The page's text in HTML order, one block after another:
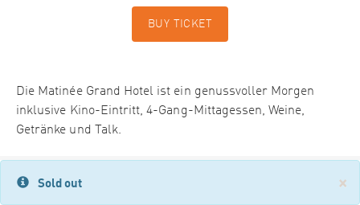
BUY TICKET
Die Matinée Grand Hotel ist ein genussvoller Morgen
inklusive Kino-Eintritt, 4-Gang-Mittagessen, Weine,
Getränke und Talk.
×
Sold out